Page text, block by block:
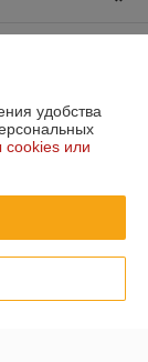
удобства
или